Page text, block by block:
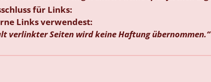
für Links:
Links verwendest:
verlinkter Seiten wird keine Haftung übernommen.“